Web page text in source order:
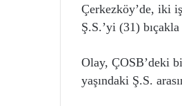
Çerkezköy’de, iki iş
Ş.S.’yi (31) bıçakla
Olay, ÇOSB’deki
yaşındaki Ş.S.